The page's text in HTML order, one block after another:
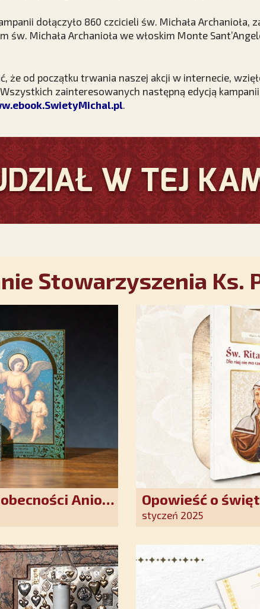
dołączyło 860 czcicieli św. Michała Archanioła,
św. Michała Archanioła we włoskim Monte
że od początku trwania naszej akcji w internecie,
zainteresowanych następną edycją
.
Stowarzyszenia Ks.
Anioła
Opowieść o
oddania się
styczeń 2025